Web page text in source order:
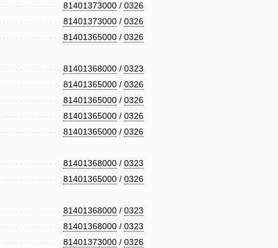
81401373000 / 0326
81401373000 / 0326
81401365000 / 0326
81401368000 / 0323
81401365000 / 0326
81401365000 / 0326
81401365000 / 0326
81401365000 / 0326
81401368000 / 0323
81401365000 / 0326
81401368000 / 0323
81401368000 / 0323
81401373000 / 0326